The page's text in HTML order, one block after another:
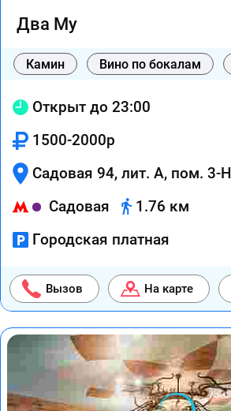
Два Му
Камин Вино по бокалам
Открыт до 23:00
1500-2000р
Садовая 94, лит. А, пом. 3-Н
Садовая
1.76 км
Городская платная
Вызов На карте